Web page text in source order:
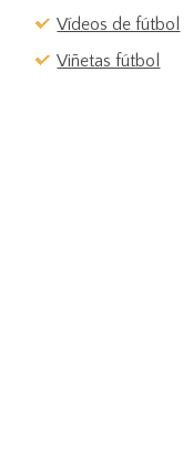
Vídeos de fútbol
Viñetas fútbol